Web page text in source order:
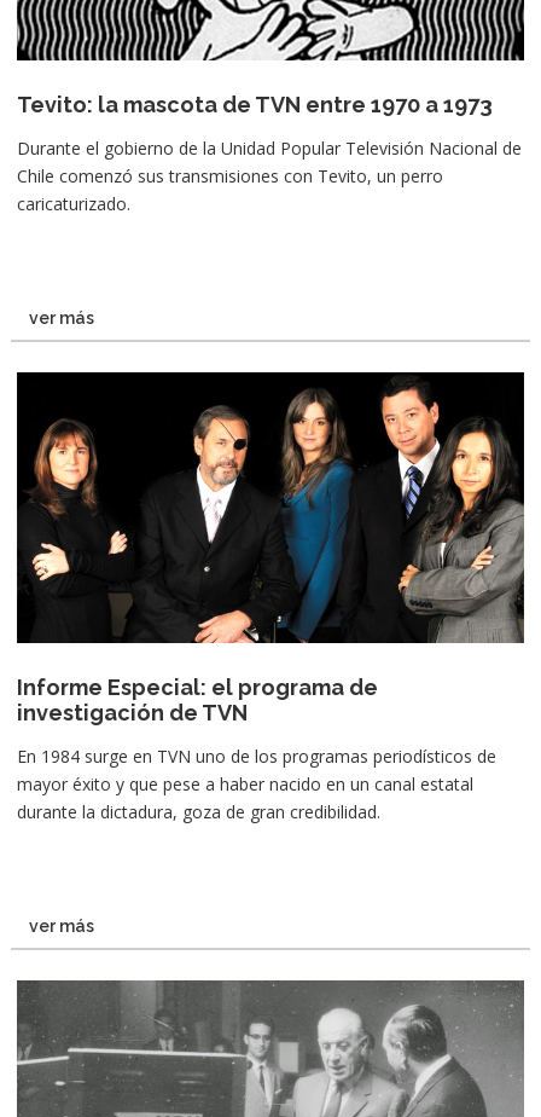
Tevito: la mascota de TVN entre 1970 a 1973
Durante el gobierno de la Unidad Popular Televisión Nacional de
Chile comenzó sus transmisiones con Tevito, un perro
caricaturizado.
ver más
Informe Especial: el programa de
investigación de TVN
En 1984 surge en TVN uno de los programas periodísticos de
mayor éxito y que pese a haber nacido en un canal estatal
durante la dictadura, goza de gran credibilidad.
ver más